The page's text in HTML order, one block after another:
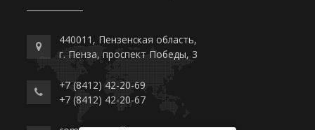
440011, Пензенская область,
г. Пенза, проспект Победы, 3
+7 (8412) 42-20-69
+7 (8412) 42-20-67